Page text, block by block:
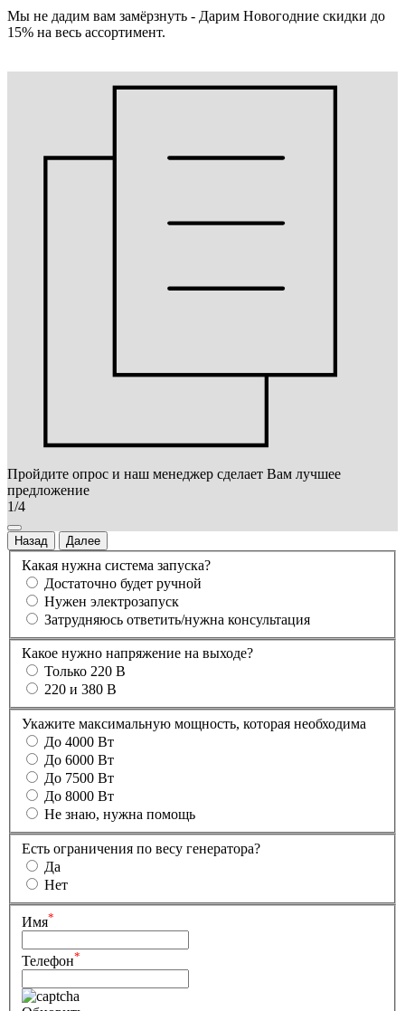
Мы не дадим вам замёрзнуть - Дарим Новогодние скидки до
15% на весь ассортимент.
Пройдите опрос и наш менеджер сделает Вам лучшее
предложение
1/4
Назад Далее
Какая нужна система запуска?
Достаточно будет ручной
Нужен электрозапуск
Затрудняюсь ответить/нужна консультация
Какое нужно напряжение на выходе?
Только 220 В
220 и 380 В
Укажите максимальную мощность, которая необходима
До 4000 Вт
До 6000 Вт
До 7500 Вт
До 8000 Вт
Не знаю, нужна помощь
Есть ограничения по весу генератора?
Да
Нет
Имя*
Телефон*